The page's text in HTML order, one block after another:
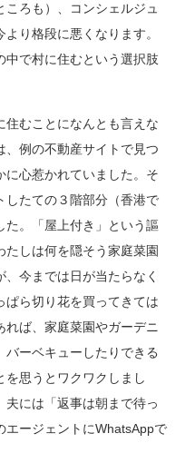
ろも）、コンシェルジュ
り格段に悪くなります。
中で村に住むという選択肢
住むことになんとも言えな
、例の不動産サイトで見つ
に心惹かれていました。そ
したての３階部分（香港で
た。「屋上付き」という謳
しは何を隠そう家庭菜園
今までは日が当たらなく
ぱら切り花を買ってきては
ば、家庭菜園やガーデニ
バーベキューしたりできる
を思うとワクワクしまし
には「返事は朝まで待っ
エージェントにWhatsAppで